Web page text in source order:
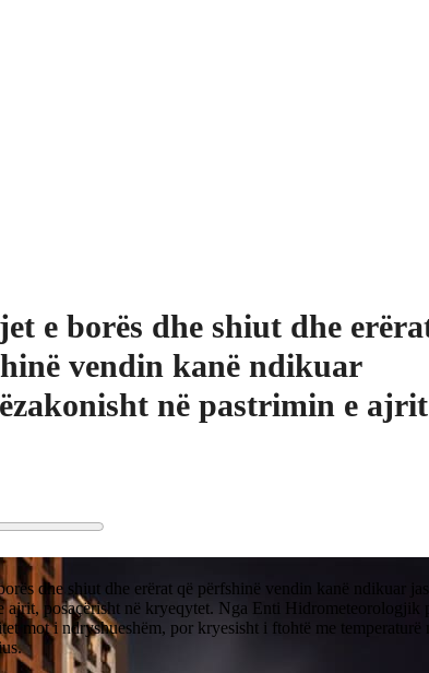
e borës dhe shiut dhe
vendin kanë ndikuar
në pastrimin e ajrit
dhe shiut dhe erërat që përfshinë vendin kanë ndikuar
ajrit, posaçërisht në kryeqytet. Nga Enti Hidrometeorologjik
mot i ndryshueshëm, por kryesisht i ftohtë me temperaturë